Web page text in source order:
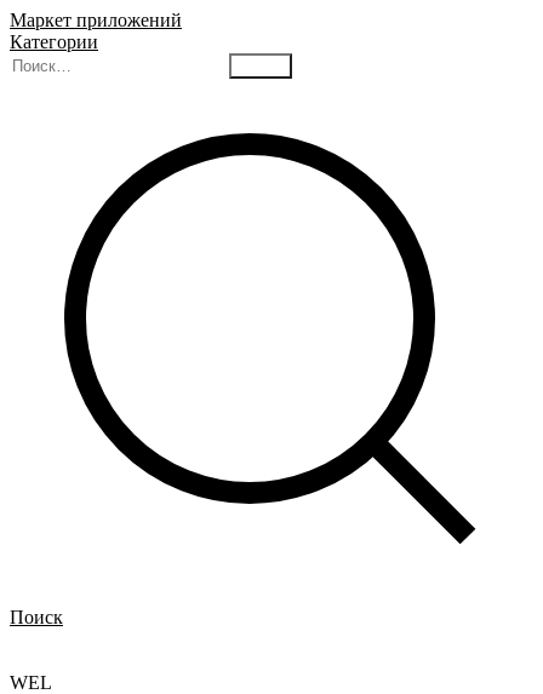
Маркет приложений
Категории
Поиск
WEL